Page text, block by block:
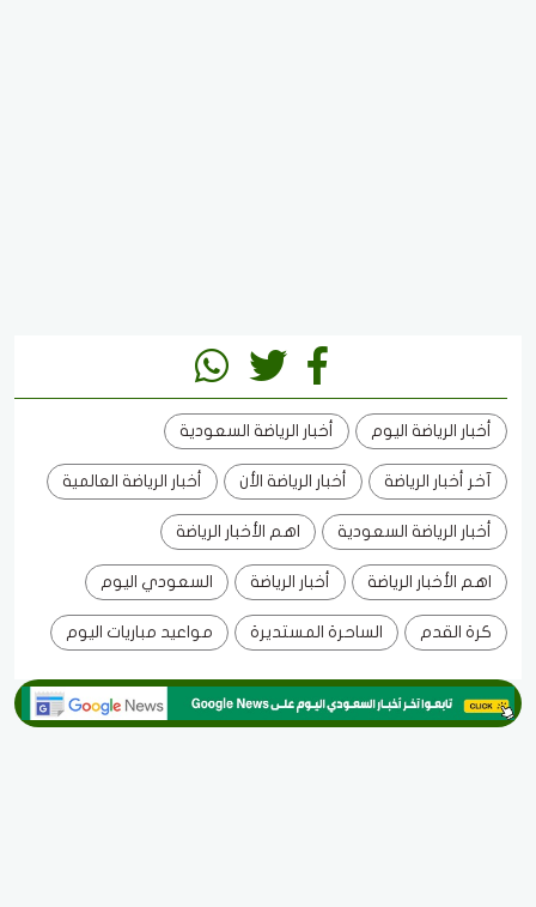
أخبار الرياضة اليوم أخبار الرياضة السعودية
آخر أخبار الرياضة أخبار الرياضة الأن أخبار الرياضة العالمية
أخبار الرياضة السعودية اهم الأخبار الرياضة
اهم الأخبار الرياضة أخبار الرياضة السعودي اليوم
كرة القدم الساحرة المستديرة مواعيد مباريات اليوم